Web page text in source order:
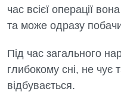
Дитяча алергологія
Дитяча гінекологія
Дитяча ендокринологія
час всієї операції
та може одразу
Під час загального
глибокому сні, не чує
відбувається.